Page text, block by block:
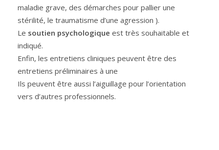
maladie grave, des démarches pour pallier une
stérilité, le traumatisme d’une agression ).
Le soutien psychologique est très souhaitable et
indiqué.
Enfin, les entretiens cliniques peuvent être des
entretiens préliminaires à une
Ils peuvent être aussi l’aiguillage pour l’orientation
vers d’autres professionnels.